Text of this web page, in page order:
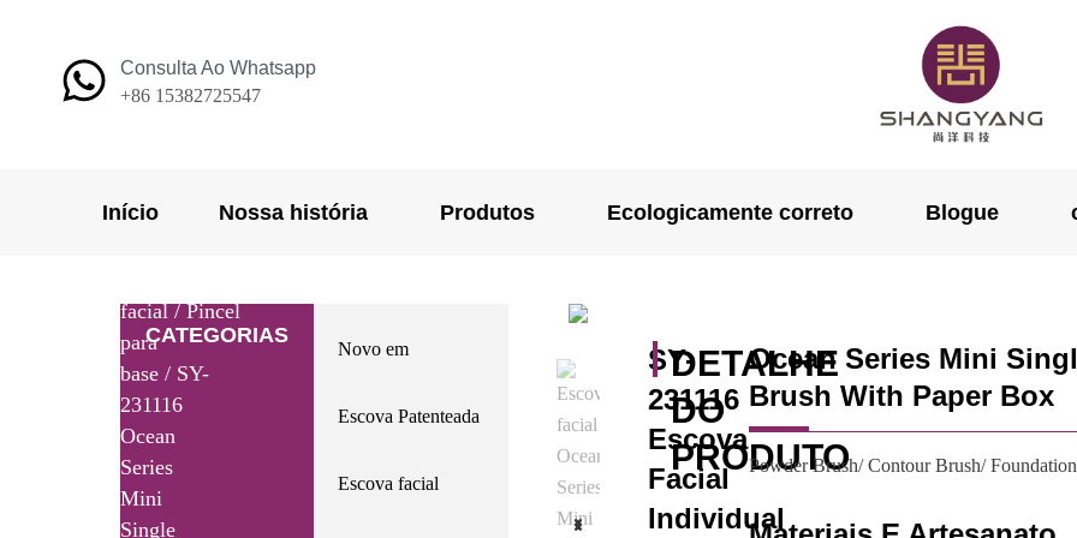
conteúdo
Consulta Ao Whatsapp
+86 15382725547
Início Nossa história Produtos Ecologicamente correto Blogue
facial/Pincel
para
base / SY-
231116
Ocean
Series
Mini
Single
CATEGORIAS
Novo em
Escova Patenteada
Escova facial
SY-
231116
Escova
Facial
Individual
DETALHE
DO
PRODUTO
Ocean Series Mini
Brush With Paper Box
Powder Brush/ Contour Brush/